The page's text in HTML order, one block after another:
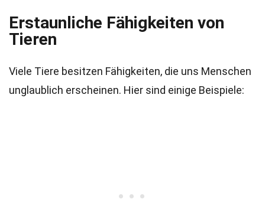
Erstaunliche Fähigkeiten von
Tieren
Viele Tiere besitzen Fähigkeiten, die uns Menschen
unglaublich erscheinen. Hier sind einige Beispiele: